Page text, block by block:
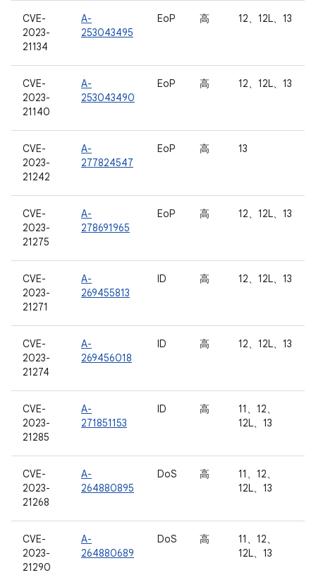
CVE-
2023-
21134
A-
253043495
EoP 高 12、12L、13
CVE-
2023-
21140
A-
253043490
EoP 高 12、12L、13
CVE-
2023-
21242
A-
277824547
EoP 高 13
CVE-
2023-
21275
A-
278691965
EoP 高 12、12L、13
CVE-
2023-
21271
A-
269455813
ID 高 12、12L、13
CVE-
2023-
21274
A-
269456018
ID 高 12、12L、13
CVE-
2023-
21285
A-
271851153
ID 高
11、12、
12L、13
CVE-
2023-
21268
A-
264880895
DoS 高
11、12、
12L、13
CVE-
2023-
21290
A-
264880689
DoS 高
11、12、
12L、13